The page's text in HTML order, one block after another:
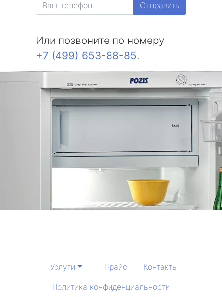
Отправить
Или позвоните по номеру
+7 (499) 653-88-85.
Услуги Прайс
Контакты
Политика конфиденциальности